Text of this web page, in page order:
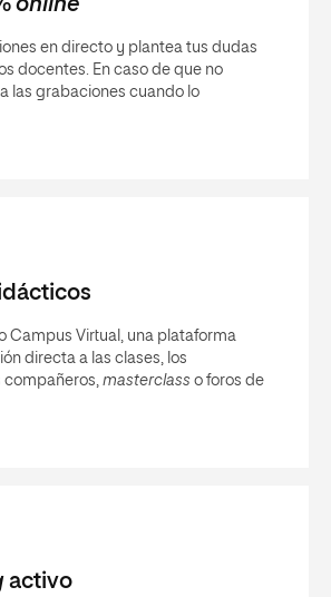
online
en directo y plantea tus dudas
docentes. En caso de que no
las grabaciones cuando lo
Campus Virtual, una plataforma
directa a las clases, los
compañeros, masterclass o foros de
activo